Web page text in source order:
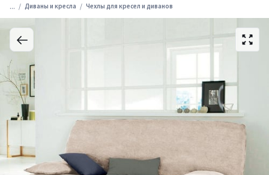
... Диваны и кресла Чехлы для кресел и диванов